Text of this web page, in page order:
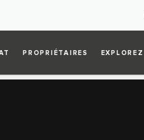
PROPRIÉTAIRES EXPLOREZ